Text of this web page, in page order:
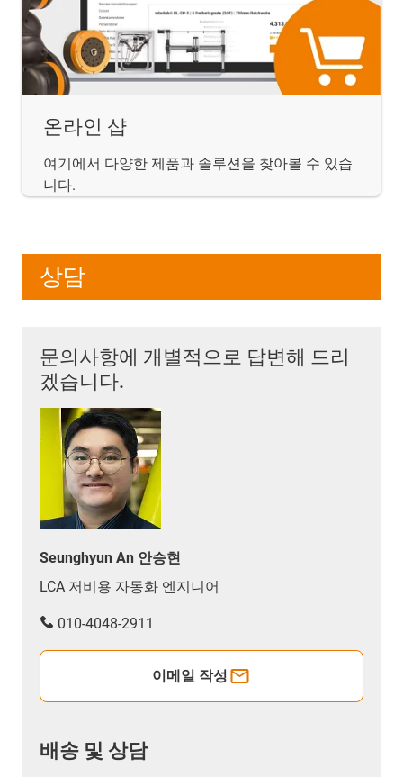
온라인 샵
여기에서 다양한 제품과 솔루션을 찾아볼 수 있습
니다.
상담
문의사항에 개별적으로 답변해 드리
겠습니다.
Seunghyun An 안승현
LCA 저비용 자동화 엔지니어
010-4048-2911
이메일 작성
배송 및 상담